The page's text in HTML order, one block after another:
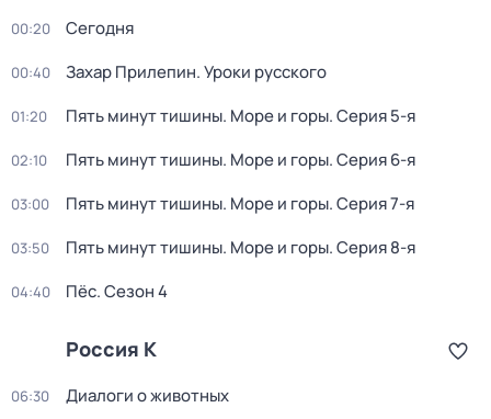
00:20 Сегодня
00:40 Захар Прилепин. Уроки русского
01:20 Пять минут тишины. Море и горы. Серия 5-я
02:10 Пять минут тишины. Море и горы. Серия 6-я
03:00 Пять минут тишины. Море и горы. Серия 7-я
03:50 Пять минут тишины. Море и горы. Серия 8-я
04:40 Пёс. Сезон 4
Россия К
06:30 Диалоги о животных